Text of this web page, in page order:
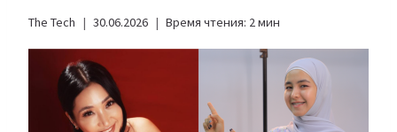
The Tech 30.06.2026 Время чтения: 2мин